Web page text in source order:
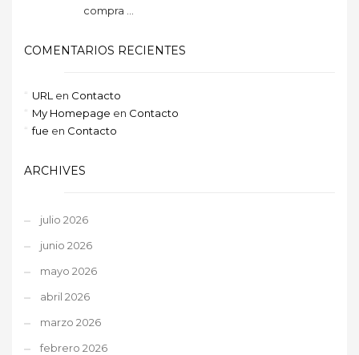
compra ...
COMENTARIOS RECIENTES
URL en Contacto
My Homepage en Contacto
fue en Contacto
ARCHIVES
julio 2026
junio 2026
mayo 2026
abril 2026
marzo 2026
febrero 2026